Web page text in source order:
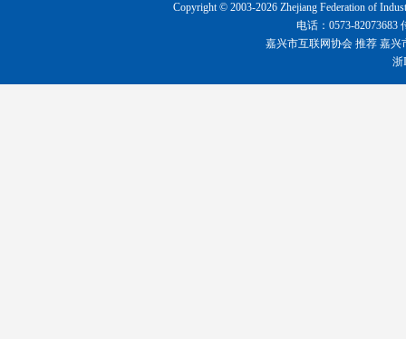
Copyright © 2003-2026 Zhejiang Federation of
电话：0573-82073683
嘉兴市互联网协会 推荐嘉兴
浙